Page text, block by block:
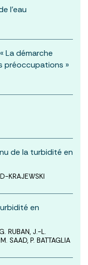
l'eau
La démarche
préoccupations »
de la turbidité en
KRAJEWSKI
en
RUBAN, J.-L.
SAAD, P. BATTAGLIA